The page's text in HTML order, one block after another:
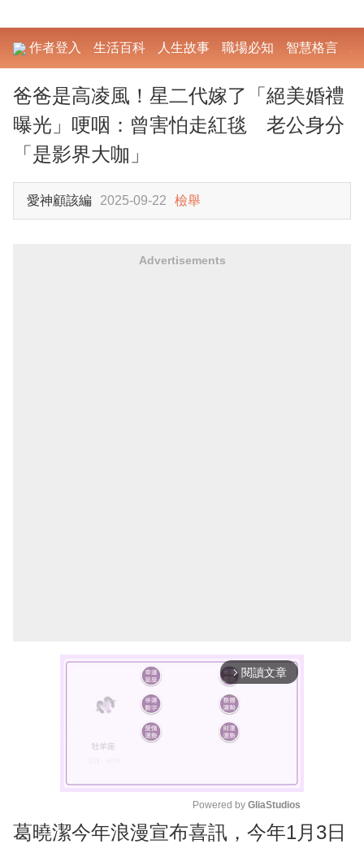
作者登入 生活百科 人生故事 職場必知 智慧格言
爸爸是高凌風！星二代嫁了「絕美婚禮
曝光」哽咽：曾害怕走紅毯 老公身分
「是影界大咖」
愛神顧該編 2025-09-22 檢舉
Advertisements
arrow_forward_ios 閱讀文章
M
Powered by GliaStudios
葛曉潔今年浪漫宣布喜訊，今年1月3日